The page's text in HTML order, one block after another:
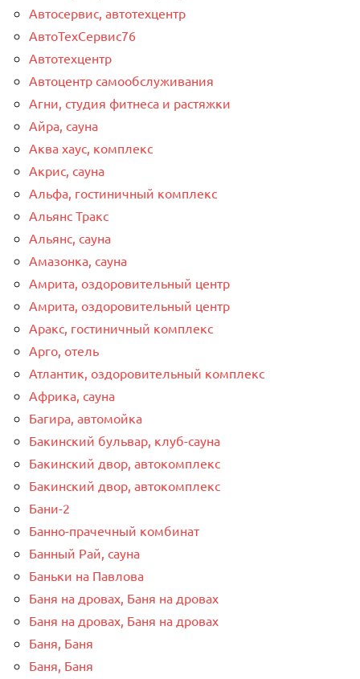
Автосервис, автотехцентр
АвтоТехСервис76
Автотехцентр
Автоцентр самообслуживания
Агни, студия фитнеса и растяжки
Айра, сауна
Аква хаус, комплекс
Акрис, сауна
Альфа, гостиничный комплекс
Альянс Тракс
Альянс, сауна
Амазонка, сауна
Амрита, оздоровительный центр
Амрита, оздоровительный центр
Аракс, гостиничный комплекс
Арго, отель
Атлантик, оздоровительный комплекс
Африка, сауна
Багира, автомойка
Бакинский бульвар, клуб-сауна
Бакинский двор, автокомплекс
Бакинский двор, автокомплекс
Бани-2
Банно-прачечный комбинат
Банный Рай, сауна
Баньки на Павлова
Баня на дровах, Баня на дровах
Баня на дровах, Баня на дровах
Баня, Баня
Баня, Баня